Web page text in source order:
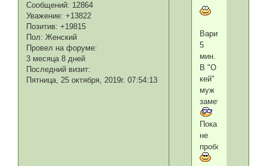
Сообщений: 12864
Уважение: +13822
Позитив: +19815
Пол: Женский
Провел на форуме:
3 месяца 8 дней
Последний визит:
Пятница, 25 октября, 2019г. 07:54:13
Варится
5
мин.
В "О
кей"
муж
заметил.
Пока
не
пробовала.